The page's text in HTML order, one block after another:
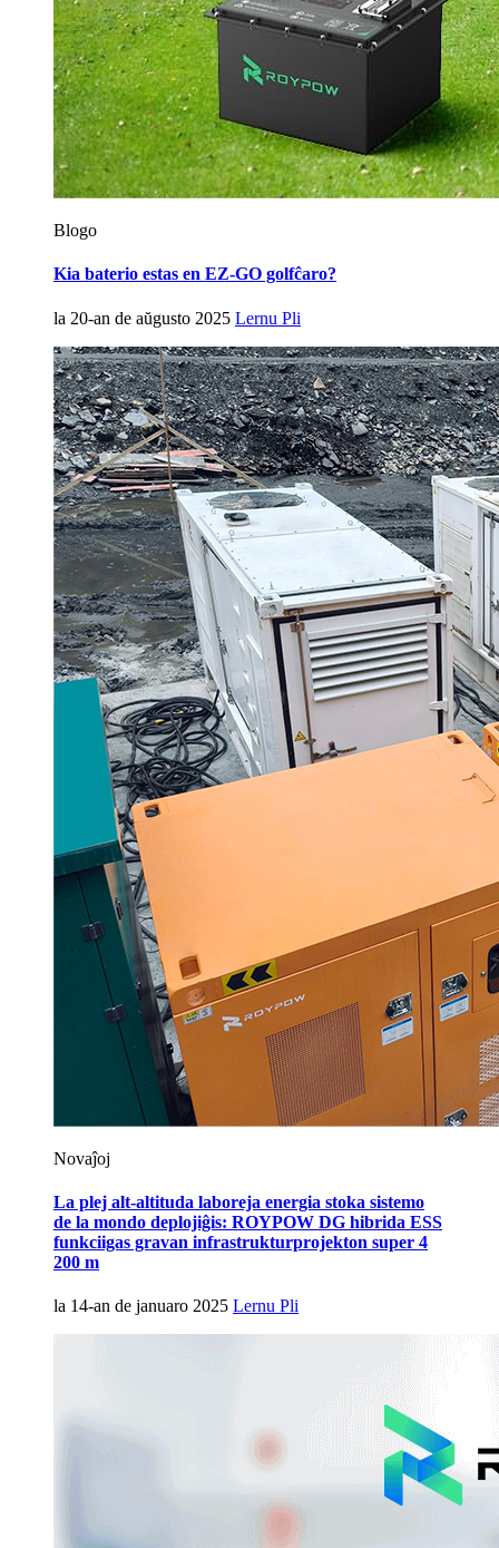
Blogo
Kia baterio estas en EZ-GO golfĉaro?
la 20-an de aŭgusto 2025 Lernu Pli
Novaĵoj
La plej alt-altituda laboreja energia stoka sistemo
de la mondo deplojiĝis: ROYPOW DG hibrida ESS
funkciigas gravan infrastrukturprojekton super 4
200 m
la 14-an de januaro 2025 Lernu Pli